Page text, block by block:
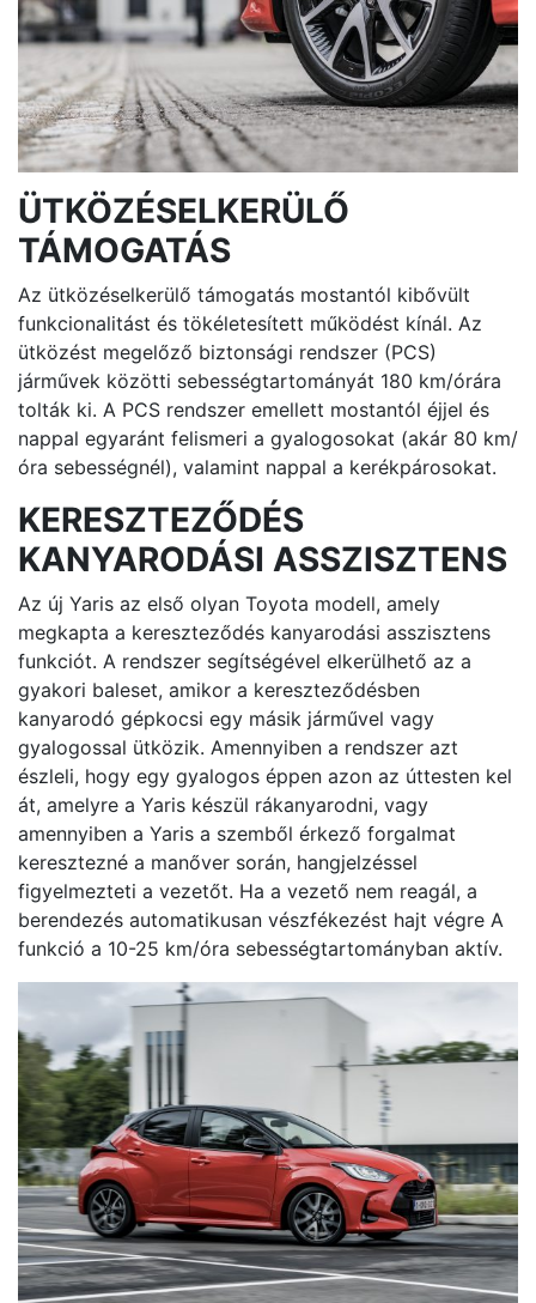
ÜTKÖZÉSELKERÜLŐ
TÁMOGATÁS
Az ütközéselkerülő támogatás mostantól kibővült
funkcionalitást és tökéletesített működést kínál. Az
ütközést megelőző biztonsági rendszer (PCS)
járművek közötti sebességtartományát 180 km/órára
tolták ki. A PCS rendszer emellett mostantól éjjel és
nappal egyaránt felismeri a gyalogosokat (akár 80 km/
óra sebességnél), valamint nappal a kerékpárosokat.
KERESZTEZŐDÉS
KANYARODÁSI ASSZISZTENS
Az új Yaris az első olyan Toyota modell, amely
megkapta a kereszteződés kanyarodási asszisztens
funkciót. A rendszer segítségével elkerülhető az a
gyakori baleset, amikor a kereszteződésben
kanyarodó gépkocsi egy másik járművel vagy
gyalogossal ütközik. Amennyiben a rendszer azt
észleli, hogy egy gyalogos éppen azon az úttesten kel
át, amelyre a Yaris készül rákanyarodni, vagy
amennyiben a Yaris a szemből érkező forgalmat
keresztezné a manőver során, hangjelzéssel
figyelmezteti a vezetőt. Ha a vezető nem reagál, a
berendezés automatikusan vészfékezést hajt végre A
funkció a 10-25 km/óra sebességtartományban aktív.